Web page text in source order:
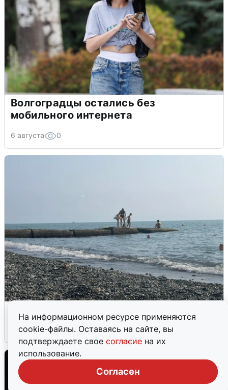
На информационном ресурсе применяются
cookie-файлы. Оставаясь на сайте, вы
подтверждаете свое согласие на их
использование.
Согласен
Волгоградцы остались без
мобильного интернета
6 августа 0
6 августа 0